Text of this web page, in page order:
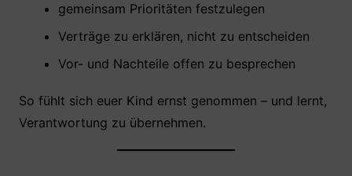
gemeinsam Prioritäten festzulegen
Verträge zu erklären, nicht zu entscheiden
Vor- und Nachteile offen zu besprechen
So fühlt sich euer Kind ernst genommen – und lernt,
Verantwortung zu übernehmen.